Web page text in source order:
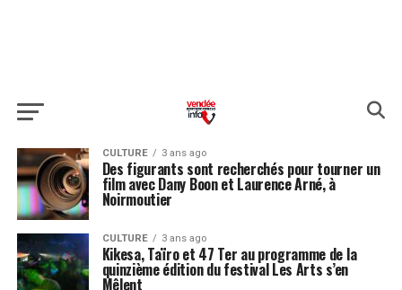
CULTURE 3 ans ago
Des figurants sont recherchés pour tourner un
film avec Dany Boon et Laurence Arné, à
Noirmoutier
CULTURE 3 ans ago
Kikesa, Taïro et 47 Ter au programme de la
quinzième édition du festival Les Arts s’en
Mêlent